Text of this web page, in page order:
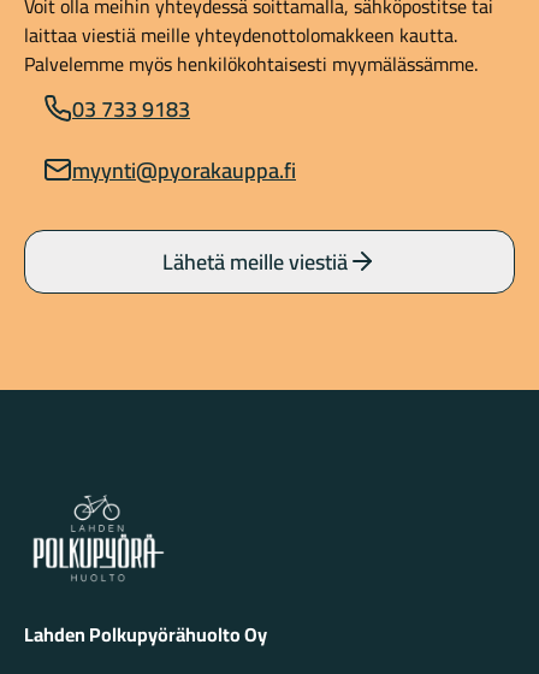
laittaa viestiä meille yhteydenottolomakkeen kautta.
Palvelemme myös henkilökohtaisesti myymälässämme.
03 733 9183
myynti@pyorakauppa.fi
Lähetä meille viestiä
Lahden Polkupyörähuolto - etusivulle
Lahden Polkupyörähuolto Oy